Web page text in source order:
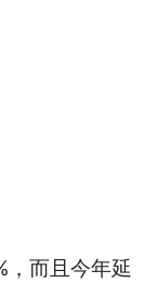
而且今年延